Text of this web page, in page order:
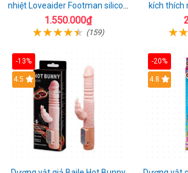
nhiệt Loveaider Footman silicon
an toàn
1.550.000₫
(159)
kích thích
-13%
Hot
4.5
-20%
Hot
4.8